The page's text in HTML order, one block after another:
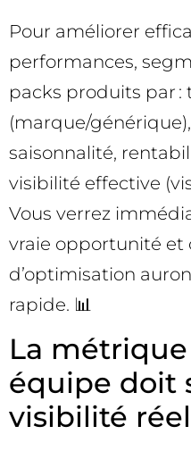
Pour améliorer
performances,
packs produits par :
(marque/
saisonnalité,
visibilité effective
Vous verrez
vraie opportunité et
d’optimisation
rapide. 📊
La
équipe doit
visibilité